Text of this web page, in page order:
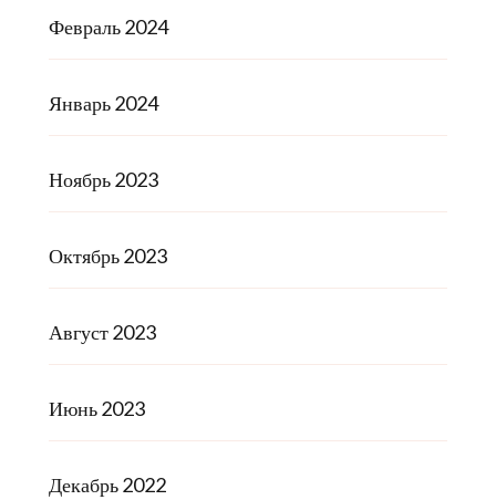
Февраль 2024
Январь 2024
Ноябрь 2023
Октябрь 2023
Август 2023
Июнь 2023
Декабрь 2022